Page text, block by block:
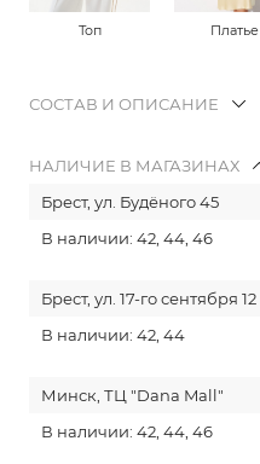
Топ Платье
СОСТАВ И ОПИСАНИЕ
НАЛИЧИЕ В МАГАЗИНАХ
Брест, ул. Будёного 45
В наличии: 42, 44, 46
Брест, ул. 17-го сентября 12
В наличии: 42, 44
Минск, ТЦ "Dana Mall"
В наличии: 42, 44, 46